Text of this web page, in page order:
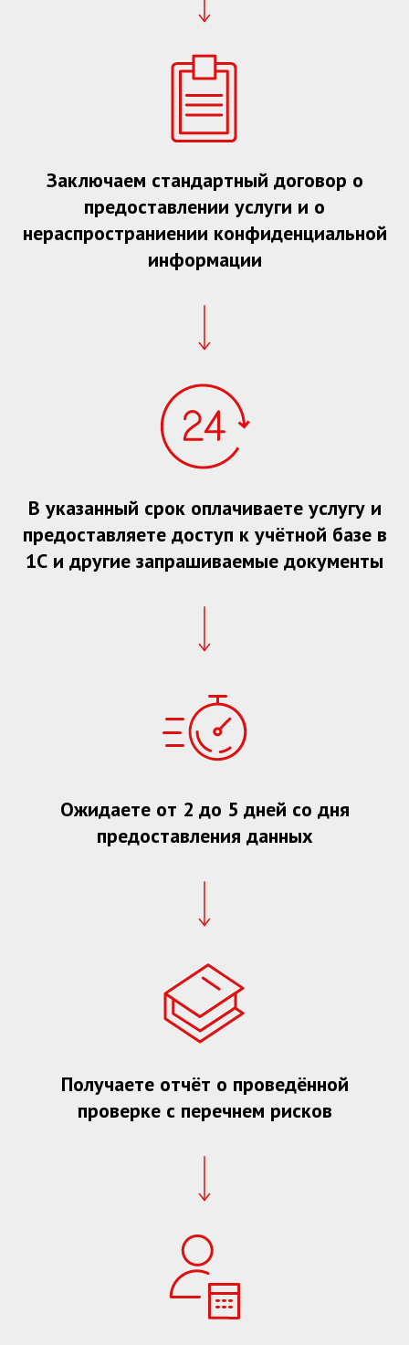
Заключаем стандартный договор о
предоставлении услуги и о
нераспространиении конфиденциальной
информации
В указанный срок оплачиваете услугу и
предоставляете доступ к учётной базе в
1С и другие запрашиваемые документы
Ожидаете от 2 до 5 дней со дня
предоставления данных
Получаете отчёт о проведённой
проверке с перечнем рисков